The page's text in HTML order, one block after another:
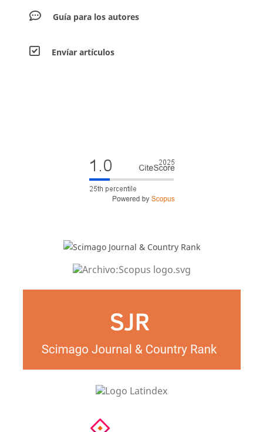
Guía para los autores
Envíar artículos